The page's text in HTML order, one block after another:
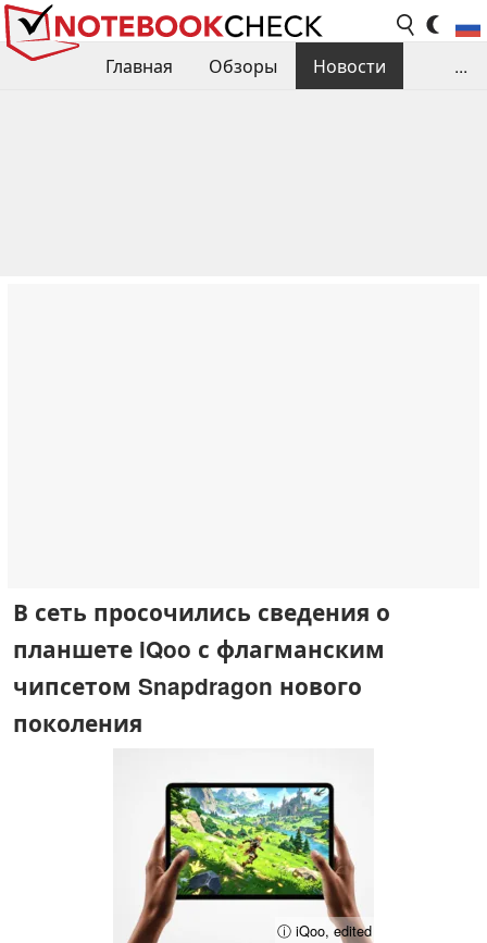
Главная Обзоры
Новости
...
В сеть просочились сведения о
планшете iQoo с флагманским
чипсетом Snapdragon нового
поколения
ⓘ iQoo, edited